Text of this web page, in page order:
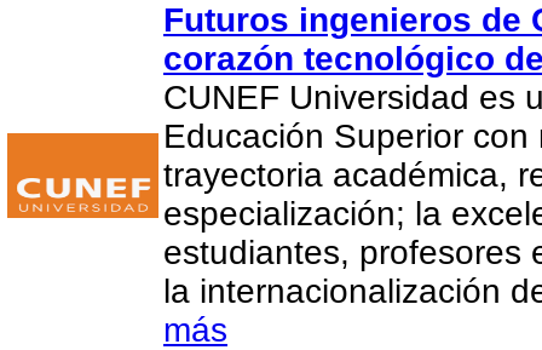
Futuros ingenieros de
corazón tecnológico
CUNEF Universidad es
Educación Superior
trayectoria académica,
especialización; la
estudiantes, profesores
la internacionalización
más